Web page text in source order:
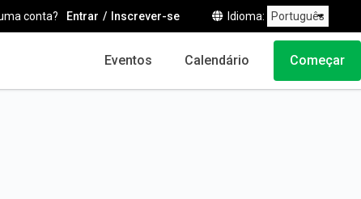
conta? Entrar Inscrever-se Idioma
Eventos Calendário Começar